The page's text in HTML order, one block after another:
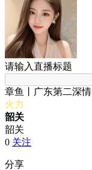
请输入直播标题
章鱼丨广东第二深情
火力
韶关
韶关
0 关注
分享